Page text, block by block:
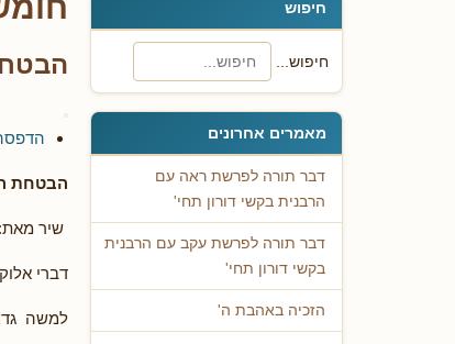
חיפוש
חיפוש...
מאמרים אחרונים
דבר תורה לפרשת ראה עם
הרבנית בקשי דורון תחי'
דבר תורה לפרשת עקב עם הרבנית
בקשי דורון תחי'
הזכיה באהבת ה'
הבטחת
שיר
דברי
למשה